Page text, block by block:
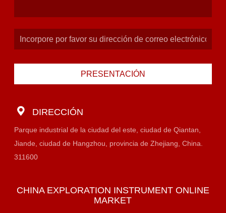
PRESENTACIÓN
DIRECCIÓN
Parque industrial de la ciudad del este, ciudad de Qiantan,
Jiande, ciudad de Hangzhou, provincia de Zhejiang, China.
311600
CHINA EXPLORATION INSTRUMENT ONLINE
MARKET